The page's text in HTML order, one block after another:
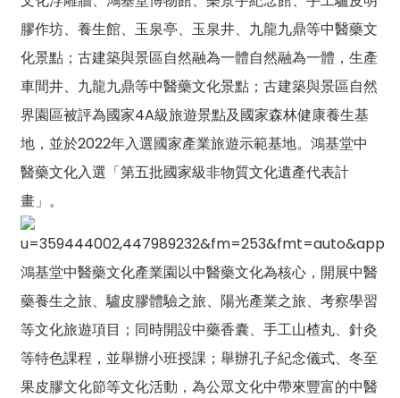
膠作坊、養生館、玉泉亭、玉泉井、九龍九鼎等中醫藥文
化景點；古建築與景區自然融為一體自然融為一體，生產
車間井、九龍九鼎等中醫藥文化景點；古建築與景區自然
界園區被評為國家4A級旅遊景點及國家森林健康養生基
地，並於2022年入選國家產業旅遊示範基地。鴻基堂中
醫藥文化入選「第五批國家級非物質文化遺產代表計
畫」。
鴻基堂中醫藥文化產業園以中醫藥文化為核心，開展中醫
藥養生之旅、驢皮膠體驗之旅、陽光產業之旅、考察學習
等文化旅遊項目；同時開設中藥香囊、手工山楂丸、針灸
等特色課程，並舉辦小班授課；舉辦孔子紀念儀式、冬至
果皮膠文化節等文化活動，為公眾文化中帶來豐富的中醫